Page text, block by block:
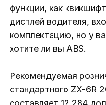
функции, как
дисплей водителя,
комплектацию, но у
хотите ли вы ABS.
Рекомендуемая
стандартного ZX-6R